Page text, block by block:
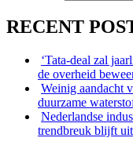
RECENT
‘Tata-deal zal
de overheid
Weinig aandacht
duurzame
Nederlandse
trendbreuk blijft uit